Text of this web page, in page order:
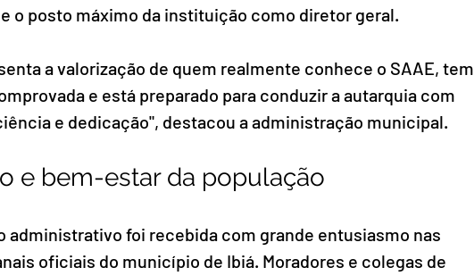
o posto máximo da instituição como diretor geral.
a valorização de quem realmente conhece o SAAE, tem
e está preparado para conduzir a autarquia com
e dedicação", destacou a administração municipal.
e bem-estar da população
administrativo foi recebida com grande entusiasmo nas
oficiais do município de Ibiá. Moradores e colegas de